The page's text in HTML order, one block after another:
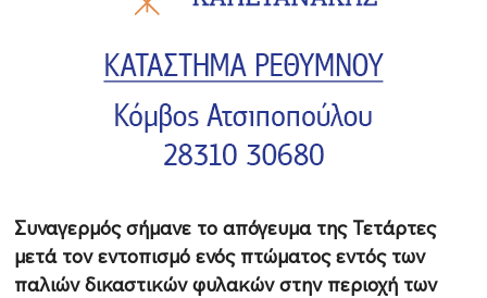
Συναγερμός σήμανε το απόγευμα της Τετάρτες
μετά τον εντοπισμό ενός πτώματος εντός των
παλιών δικαστικών φυλακών στην περιοχή των